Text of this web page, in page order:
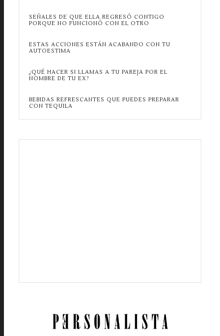
SEÑALES DE QUE ELLA REGRESÓ CONTIGO
PORQUE NO FUNCIONÓ CON EL OTRO
ESTAS ACCIONES ESTÁN ACABANDO CON TU
AUTOESTIMA
¿QUÉ HACER SI LLAMAS A TU PAREJA POR EL
NOMBRE DE TU EX?
BEBIDAS REFRESCANTES QUE PUEDES PREPARAR
CON TEQUILA